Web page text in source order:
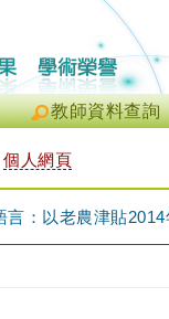
教師資料查詢
個人網頁
：以老農津貼